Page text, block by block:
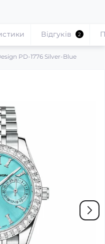
PD-1776 Silver-Blue
Відгуків 2